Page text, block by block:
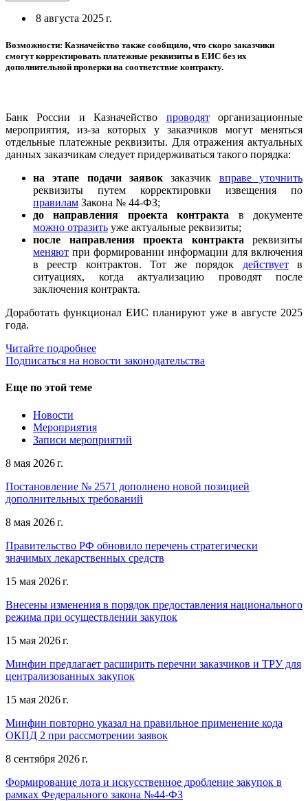
8 августа 2025 г.
Возможности: Казначейство также сообщило, что скоро заказчики
смогут корректировать платежные реквизиты в ЕИС без их
дополнительной проверки на соответствие контракту.
Банк России и Казначейство проводяторганизационные
мероприятия, из-за которых у заказчиков могут меняться
отдельные платежные реквизиты. Для отражения актуальных
данных заказчикам следует придерживаться такого порядка:
на этапе подачи заявок заказчик вправе уточнить
реквизиты путем корректировки извещения по
правилам Закона № 44-ФЗ;
до направления проекта контракта в документе
можно отразить уже актуальные реквизиты;
после направления проекта контракта реквизиты
меняют при формировании информации для включения
в реестр контрактов. Тот же порядок действуетв
ситуациях, когда актуализацию проводят после
заключения контракта.
Доработать функционал ЕИС планируют уже в августе 2025
года.
Читайте подробнее
Подписаться на новости законодательства
Еще по этой теме
Новости
Мероприятия
Записи мероприятий
8 мая 2026 г.
Постановление № 2571 дополнено новой позицией
дополнительных требований
8 мая 2026 г.
Правительство РФ обновило перечень стратегически
значимых лекарственных средств
15 мая 2026 г.
Внесены изменения в порядок предоставления национального
режима при осуществлении закупок
15 мая 2026 г.
Минфин предлагает расширить перечни заказчиков и ТРУ для
централизованных закупок
15 мая 2026 г.
Минфин повторно указал на правильное применение кода
ОКПД 2 при рассмотрении заявок
8 сентября 2026 г.
Формирование лота и искусственное дробление закупок в
рамках Федерального закона №44-ФЗ